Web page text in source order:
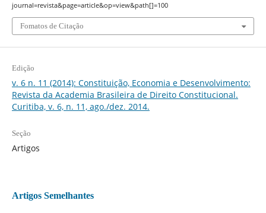
journal=revista&page=article&op=view&path[]=100
Fomatos de Citação
Edição
v. 6 n. 11 (2014): Constituição, Economia e Desenvolvimento:
Revista da Academia Brasileira de Direito Constitucional.
Curitiba, v. 6, n. 11, ago./dez. 2014.
Seção
Artigos
Artigos Semelhantes